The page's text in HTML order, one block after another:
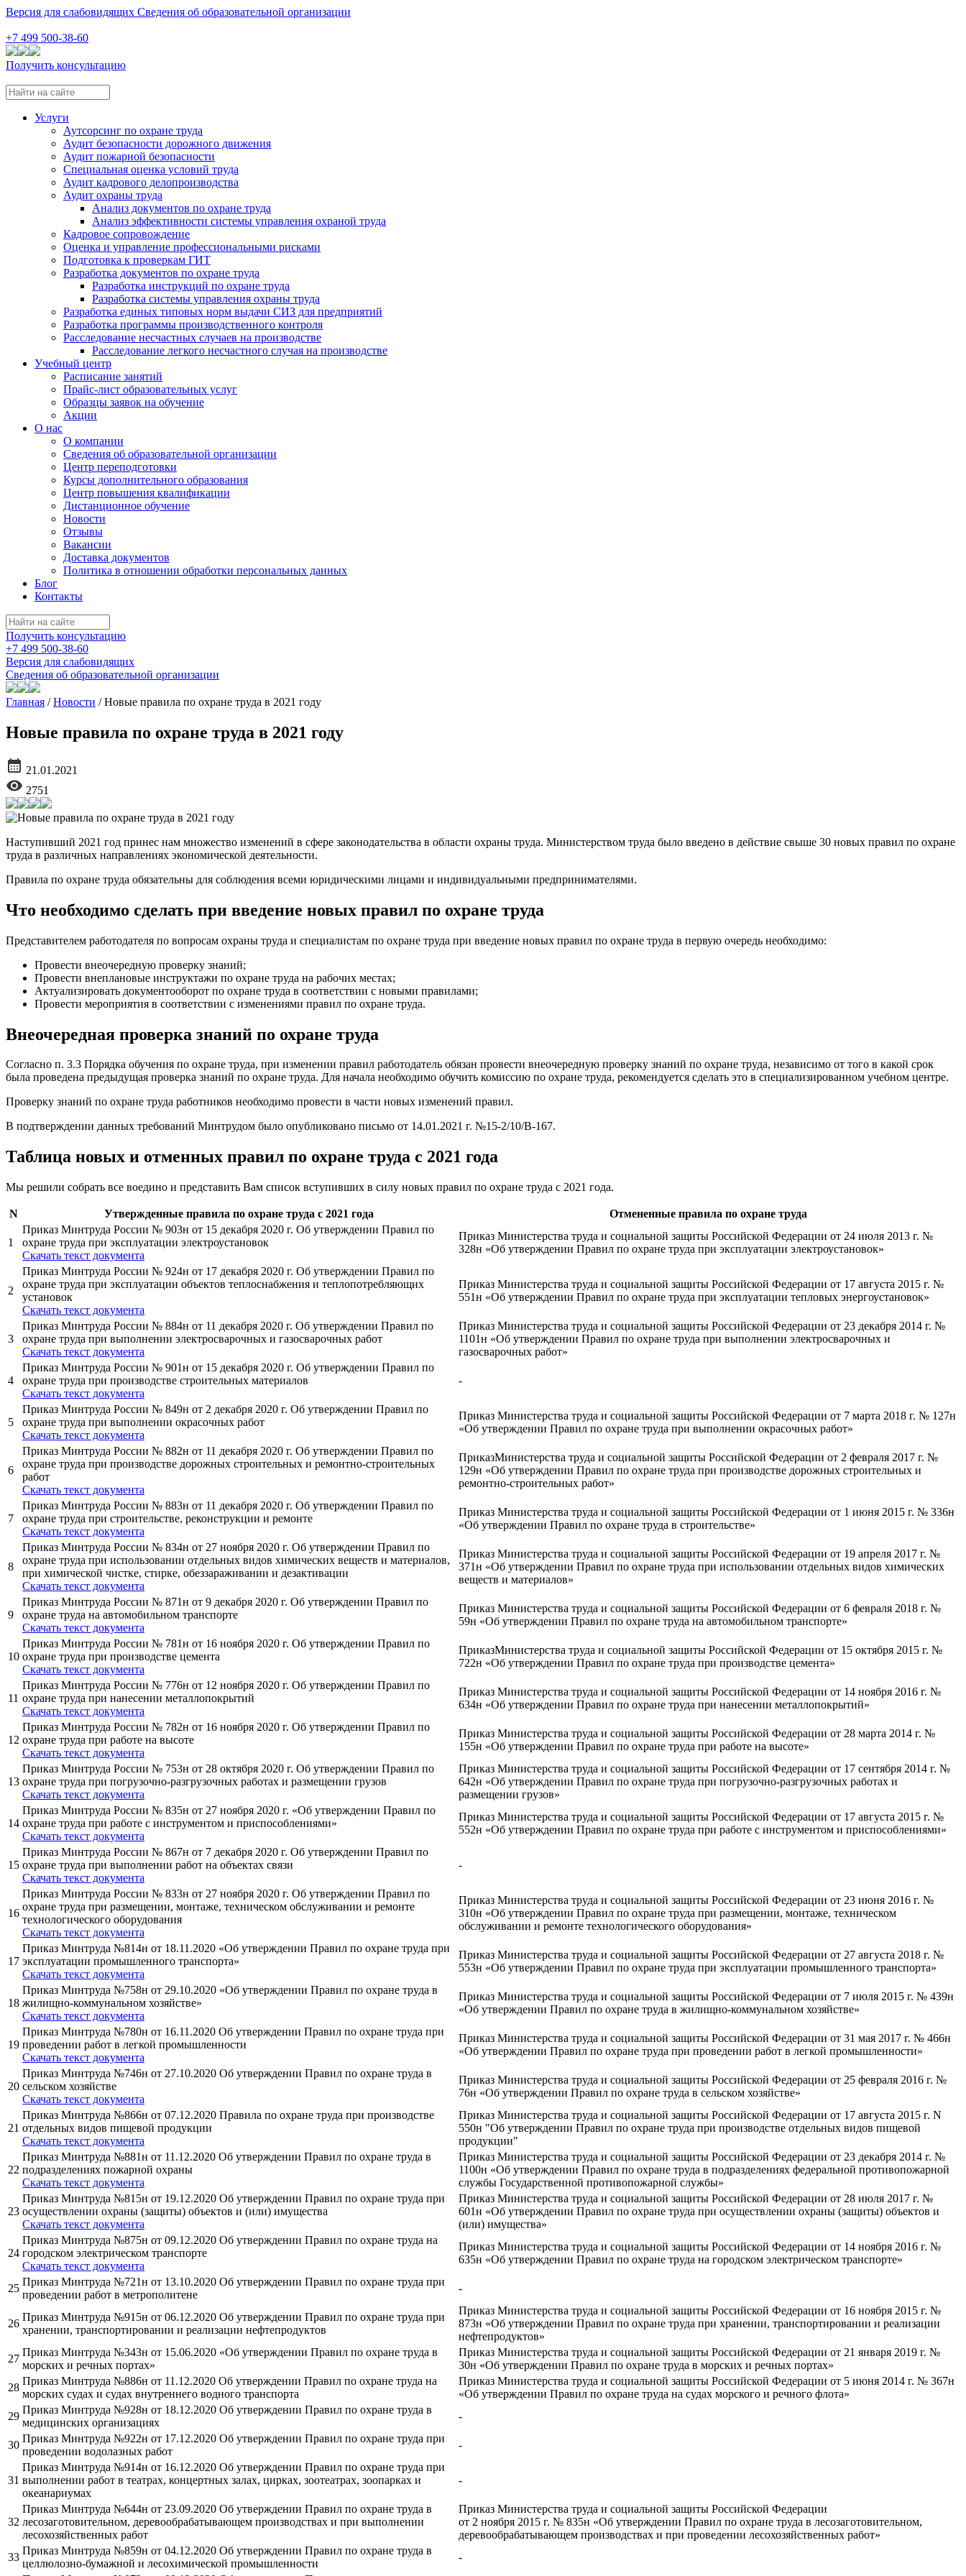
Версия для слабовидящих Сведения об образовательной организации
+7 499 500-38-60
Получить консультацию
Услуги
Аутсорсинг по охране труда
Аудит безопасности дорожного движения
Аудит пожарной безопасности
Специальная оценка условий труда
Аудит кадрового делопроизводства
Аудит охраны труда
Анализ документов по охране труда
Анализ эффективности системы управления охраной труда
Кадровое сопровождение
Оценка и управление профессиональными рисками
Подготовка к проверкам ГИТ
Разработка документов по охране труда
Разработка инструкций по охране труда
Разработка системы управления охраны труда
Разработка единых типовых норм выдачи СИЗ для предприятий
Разработка программы производственного контроля
Расследование несчастных случаев на производстве
Расследование легкого несчастного случая на производстве
Учебный центр
Расписание занятий
Прайс-лист образовательных услуг
Образцы заявок на обучение
Акции
О нас
О компании
Сведения об образовательной организации
Центр переподготовки
Курсы дополнительного образования
Центр повышения квалификации
Дистанционное обучение
Новости
Отзывы
Вакансии
Доставка документов
Политика в отношении обработки персональных данных
Блог
Контакты
Получить консультацию
+7 499 500-38-60
Версия для слабовидящих
Сведения об образовательной организации
Главная /Новости /Новые правила по охране труда в 2021 году
Новые правила по охране труда в 2021 году
21.01.2021
2751
Наступивший 2021 год принес нам множество изменений в сфере законодательства в области охраны труда. Министерством труда было введено в действие свыше 30 новых правил по охране
труда в различных направлениях экономической деятельности.
Правила по охране труда обязательны для соблюдения всеми юридическими лицами и индивидуальными предпринимателями.
Что необходимо сделать при введение новых правил по охране труда
Представителем работодателя по вопросам охраны труда и специалистам по охране труда при введение новых правил по охране труда в первую очередь необходимо:
Провести внеочередную проверку знаний;
Провести внеплановые инструктажи по охране труда на рабочих местах;
Актуализировать документооборот по охране труда в соответствии с новыми правилами;
Провести мероприятия в соответствии с изменениями правил по охране труда.
Внеочередная проверка знаний по охране труда
Согласно п. 3.3 Порядка обучения по охране труда, при изменении правил работодатель обязан провести внеочередную проверку знаний по охране труда, независимо от того в какой срок
была проведена предыдущая проверка знаний по охране труда. Для начала необходимо обучить комиссию по охране труда, рекомендуется сделать это в специализированном учебном центре.
Проверку знаний по охране труда работников необходимо провести в части новых изменений правил.
В подтверждении данных требований Минтрудом было опубликовано письмо от 14.01.2021 г. №15-2/10/В-167.
Таблица новых и отменных правил по охране труда с 2021 года
Мы решили собрать все воедино и представить Вам список вступивших в силу новых правил по охране труда с 2021 года.
N Утвержденные правила по охране труда с 2021 года Отмененные правила по охране труда
1
Приказ Минтруда России № 903н от 15 декабря 2020 г. Об утверждении Правил по
охране труда при эксплуатации электроустановок
Cкачать текст документа
Приказ Министерства труда и социальной защиты Российской Федерации от 24 июля 2013 г. №
328н «Об утверждении Правил по охране труда при эксплуатации электроустановок»
2
Приказ Минтруда России № 924н от 17 декабря 2020 г. Об утверждении Правил по
охране труда при эксплуатации объектов теплоснабжения и теплопотребляющих
установок
Cкачать текст документа
Приказ Министерства труда и социальной защиты Российской Федерации от 17 августа 2015 г. №
551н «Об утверждении Правил по охране труда при эксплуатации тепловых энергоустановок»
3
Приказ Минтруда России № 884н от 11 декабря 2020 г. Об утверждении Правил по
охране труда при выполнении электросварочных и газосварочных работ
Cкачать текст документа
Приказ Министерства труда и социальной защиты Российской Федерации от 23 декабря 2014 г. №
1101н «Об утверждении Правил по охране труда при выполнении электросварочных и
газосварочных работ»
4
Приказ Минтруда России № 901н от 15 декабря 2020 г. Об утверждении Правил по
охране труда при производстве строительных материалов
Cкачать текст документа
-
5
Приказ Минтруда России № 849н от 2 декабря 2020 г. Об утверждении Правил по
охране труда при выполнении окрасочных работ
Cкачать текст документа
Приказ Министерства труда и социальной защиты Российской Федерации от 7 марта 2018 г. № 127н
«Об утверждении Правил по охране труда при выполнении окрасочных работ»
6
Приказ Минтруда России № 882н от 11 декабря 2020 г. Об утверждении Правил по
охране труда при производстве дорожных строительных и ремонтно-строительных
работ
Cкачать текст документа
ПриказМинистерства труда и социальной защиты Российской Федерации от 2 февраля 2017 г. №
129н «Об утверждении Правил по охране труда при производстве дорожных строительных и
ремонтно-строительных работ»
7
Приказ Минтруда России № 883н от 11 декабря 2020 г. Об утверждении Правил по
охране труда при строительстве, реконструкции и ремонте
Cкачать текст документа
Приказ Министерства труда и социальной защиты Российской Федерации от 1 июня 2015 г. № 336н
«Об утверждении Правил по охране труда в строительстве»
8
Приказ Минтруда России № 834н от 27 ноября 2020 г. Об утверждении Правил по
охране труда при использовании отдельных видов химических веществ и материалов,
при химической чистке, стирке, обеззараживании и дезактивации
Cкачать текст документа
Приказ Министерства труда и социальной защиты Российской Федерации от 19 апреля 2017 г. №
371н «Об утверждении Правил по охране труда при использовании отдельных видов химических
веществ и материалов»
9
Приказ Минтруда России № 871н от 9 декабря 2020 г. Об утверждении Правил по
охране труда на автомобильном транспорте
Cкачать текст документа
Приказ Министерства труда и социальной защиты Российской Федерации от 6 февраля 2018 г. №
59н «Об утверждении Правил по охране труда на автомобильном транспорте»
10
Приказ Минтруда России № 781н от 16 ноября 2020 г. Об утверждении Правил по
охране труда при производстве цемента
Cкачать текст документа
ПриказМинистерства труда и социальной защиты Российской Федерации от 15 октября 2015 г. №
722н «Об утверждении Правил по охране труда при производстве цемента»
11
Приказ Минтруда России № 776н от 12 ноября 2020 г. Об утверждении Правил по
охране труда при нанесении металлопокрытий
Cкачать текст документа
Приказ Министерства труда и социальной защиты Российской Федерации от 14 ноября 2016 г. №
634н «Об утверждении Правил по охране труда при нанесении металлопокрытий»
12
Приказ Минтруда России № 782н от 16 ноября 2020 г. Об утверждении Правил по
охране труда при работе на высоте
Cкачать текст документа
Приказ Министерства труда и социальной защиты Российской Федерации от 28 марта 2014 г. №
155н «Об утверждении Правил по охране труда при работе на высоте»
13
Приказ Минтруда России № 753н от 28 октября 2020 г. Об утверждении Правил по
охране труда при погрузочно-разгрузочных работах и размещении грузов
Cкачать текст документа
Приказ Министерства труда и социальной защиты Российской Федерации от 17 сентября 2014 г. №
642н «Об утверждении Правил по охране труда при погрузочно-разгрузочных работах и
размещении грузов»
14
Приказ Минтруда России № 835н от 27 ноября 2020 г. «Об утверждении Правил по
охране труда при работе с инструментом и приспособлениями»
Cкачать текст документа
Приказ Министерства труда и социальной защиты Российской Федерации от 17 августа 2015 г. №
552н «Об утверждении Правил по охране труда при работе с инструментом и приспособлениями»
15
Приказ Минтруда России № 867н от 7 декабря 2020 г. Об утверждении Правил по
охране труда при выполнении работ на объектах связи
Cкачать текст документа
-
16
Приказ Минтруда России № 833н от 27 ноября 2020 г. Об утверждении Правил по
охране труда при размещении, монтаже, техническом обслуживании и ремонте
технологического оборудования
Cкачать текст документа
Приказ Министерства труда и социальной защиты Российской Федерации от 23 июня 2016 г. №
310н «Об утверждении Правил по охране труда при размещении, монтаже, техническом
обслуживании и ремонте технологического оборудования»
17
Приказ Минтруда №814н от 18.11.2020 «Об утверждении Правил по охране труда при
эксплуатации промышленного транспорта»
Cкачать текст документа
Приказ Министерства труда и социальной защиты Российской Федерации от 27 августа 2018 г. №
553н «Об утверждении Правил по охране труда при эксплуатации промышленного транспорта»
18
Приказ Минтруда №758н от 29.10.2020 «Об утверждении Правил по охране труда в
жилищно-коммунальном хозяйстве»
Cкачать текст документа
Приказ Министерства труда и социальной защиты Российской Федерации от 7 июля 2015 г. № 439н
«Об утверждении Правил по охране труда в жилищно-коммунальном хозяйстве»
19
Приказ Минтруда №780н от 16.11.2020 Об утверждении Правил по охране труда при
проведении работ в легкой промышленности
Cкачать текст документа
Приказ Министерства труда и социальной защиты Российской Федерации от 31 мая 2017 г. № 466н
«Об утверждении Правил по охране труда при проведении работ в легкой промышленности»
20
Приказ Минтруда №746н от 27.10.2020 Об утверждении Правил по охране труда в
сельском хозяйстве
Cкачать текст документа
Приказ Министерства труда и социальной защиты Российской Федерации от 25 февраля 2016 г. №
76н «Об утверждении Правил по охране труда в сельском хозяйстве»
21
Приказ Минтруда №866н от 07.12.2020 Правила по охране труда при производстве
отдельных видов пищевой продукции
Cкачать текст документа
Приказ Министерства труда и социальной защиты Российской Федерации от 17 августа 2015 г. N
550н "Об утверждении Правил по охране труда при производстве отдельных видов пищевой
продукции"
22
Приказ Минтруда №881н от 11.12.2020 Об утверждении Правил по охране труда в
подразделениях пожарной охраны
Cкачать текст документа
Приказ Министерства труда и социальной защиты Российской Федерации от 23 декабря 2014 г. №
1100н «Об утверждении Правил по охране труда в подразделениях федеральной противопожарной
службы Государственной противопожарной службы»
23
Приказ Минтруда №815н от 19.12.2020 Об утверждении Правил по охране труда при
осуществлении охраны (защиты) объектов и (или) имущества
Cкачать текст документа
Приказ Министерства труда и социальной защиты Российской Федерации от 28 июля 2017 г. №
601н «Об утверждении Правил по охране труда при осуществлении охраны (защиты) объектов и
(или) имущества»
24
Приказ Минтруда №875н от 09.12.2020 Об утверждении Правил по охране труда на
городском электрическом транспорте
Cкачать текст документа
Приказ Министерства труда и социальной защиты Российской Федерации от 14 ноября 2016 г. №
635н «Об утверждении Правил по охране труда на городском электрическом транспорте»
25
Приказ Минтруда №721н от 13.10.2020 Об утверждении Правил по охране труда при
проведении работ в метрополитене
-
26
Приказ Минтруда №915н от 06.12.2020 Об утверждении Правил по охране труда при
хранении, транспортировании и реализации нефтепродуктов
Приказ Министерства труда и социальной защиты Российской Федерации от 16 ноября 2015 г. №
873н «Об утверждении Правил по охране труда при хранении, транспортировании и реализации
нефтепродуктов»
27
Приказ Минтруда №343н от 15.06.2020 «Об утверждении Правил по охране труда в
морских и речных портах»
Приказ Министерства труда и социальной защиты Российской Федерации от 21 января 2019 г. №
30н «Об утверждении Правил по охране труда в морских и речных портах»
28
Приказ Минтруда №886н от 11.12.2020 Об утверждении Правил по охране труда на
морских судах и судах внутреннего водного транспорта
Приказ Министерства труда и социальной защиты Российской Федерации от 5 июня 2014 г. № 367н
«Об утверждении Правил по охране труда на судах морского и речного флота»
29
Приказ Минтруда №928н от 18.12.2020 Об утверждении Правил по охране труда в
медицинских организациях
-
30
Приказ Минтруда №922н от 17.12.2020 Об утверждении Правил по охране труда при
проведении водолазных работ
-
31
Приказ Минтруда №914н от 16.12.2020 Об утверждении Правил по охране труда при
выполнении работ в театрах, концертных залах, цирках, зоотеатрах, зоопарках и
океанариумах
-
32
Приказ Минтруда №644н от 23.09.2020 Об утверждении Правил по охране труда в
лесозаготовительном, деревообрабатывающем производствах и при выполнении
лесохозяйственных работ
Приказ Министерства труда и социальной защиты Российской Федерации
от 2 ноября 2015 г. № 835н «Об утверждении Правил по охране труда в лесозаготовительном,
деревообрабатывающем производствах и при проведении лесохозяйственных работ»
33
Приказ Минтруда №859н от 04.12.2020 Об утверждении Правил по охране труда в
целлюлозно-бумажной и лесохимической промышленности
-